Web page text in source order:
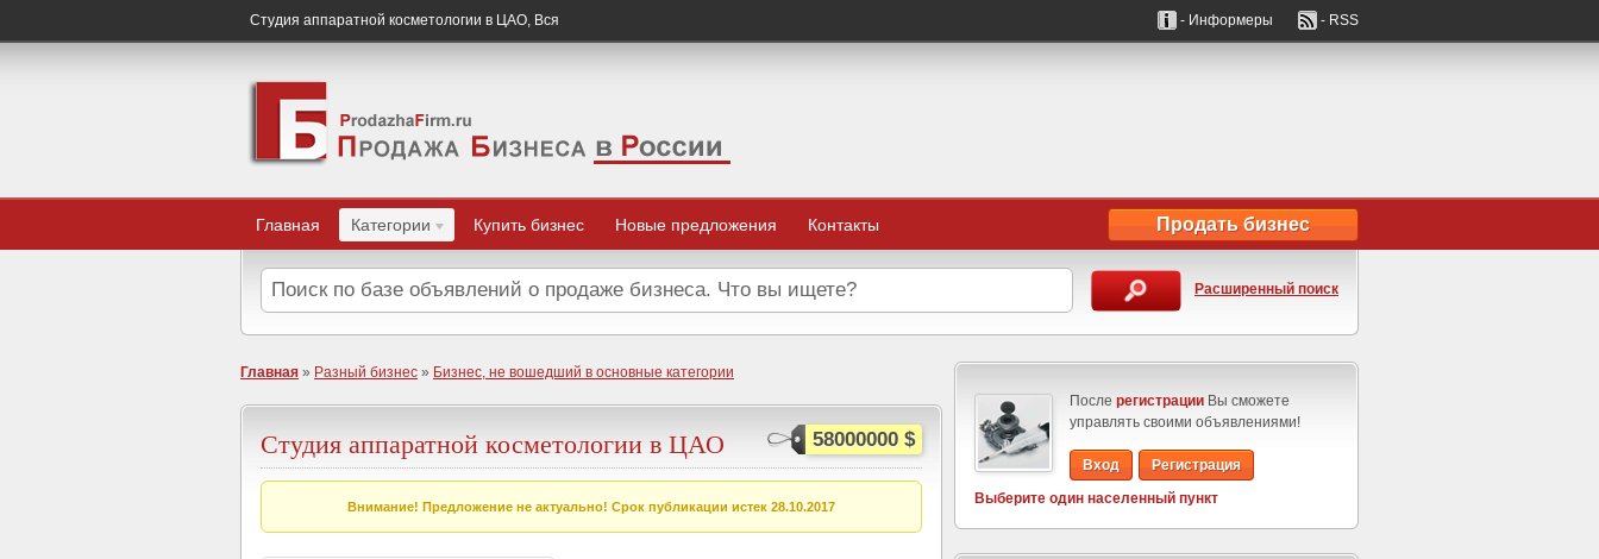
Студия аппаратной косметологии в ЦАО, Вся - Информеры - RSS
Продать бизнес
Главная Категории Купить бизнес Новые предложения Контакты
Расширенный поиск
Главная » Разный бизнес » Бизнес, не вошедший в основные категории
58000000 $
Студия аппаратной косметологии в ЦАО
Внимание! Предложение не актуально! Срок публикации истек 28.10.2017
После регистрации Вы сможете
управлять своими объявлениями!
Вход
Регистрация
Выберите один населенный пункт